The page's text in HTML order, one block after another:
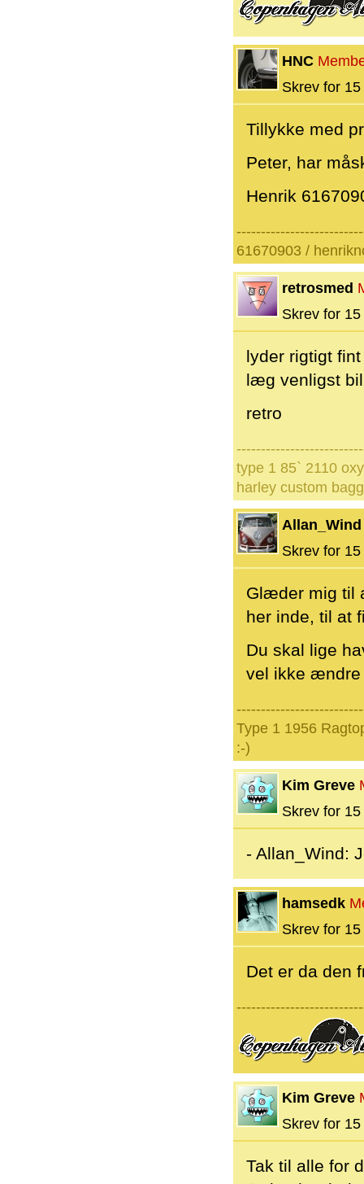
HNC
Skrev for
Tillykke med
Peter, har
Henrik
61670903 /
retrosmed
Skrev for
lyder rigtigt fint
læg venligst
retro
type 1 85` 2110 oxy
harley custom
Allan_Wind
Skrev for
Glæder mig til
her inde, til at
Du skal lige
vel ikke ændre
Type 1 1956
:-)
Kim Greve
Skrev for
- Allan_Wind:
hamsedk
Skrev for
Det er da den
Kim Greve
Skrev for
Tak til alle for